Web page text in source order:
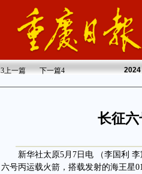
3上一篇 下一篇4 2024
长征
新华社太原5月7日电 （李国利 李
六号丙运载火箭，搭载发射的海王星